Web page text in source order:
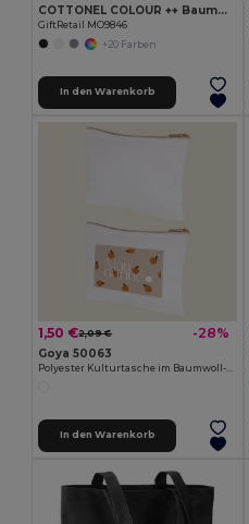
COTTONEL COLOUR ++ Baumwoll-Einkaufstasche 180gr MO9846-
GiftRetail MO9846
+20 Farben
In den Warenkorb
1,50 €2,09 € -28%
Goya 50063
In den Warenkorb